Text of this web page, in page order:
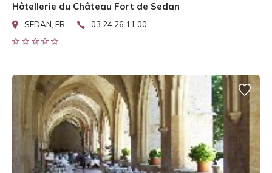
Hôtellerie du Château Fort de Sedan
SEDAN, FR 03 24 26 11 00